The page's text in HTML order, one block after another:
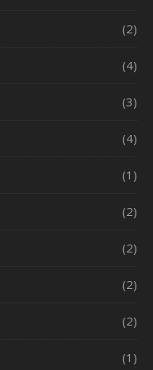
(2)
(4)
(3)
(4)
(1)
(2)
(2)
(2)
(2)
(1)